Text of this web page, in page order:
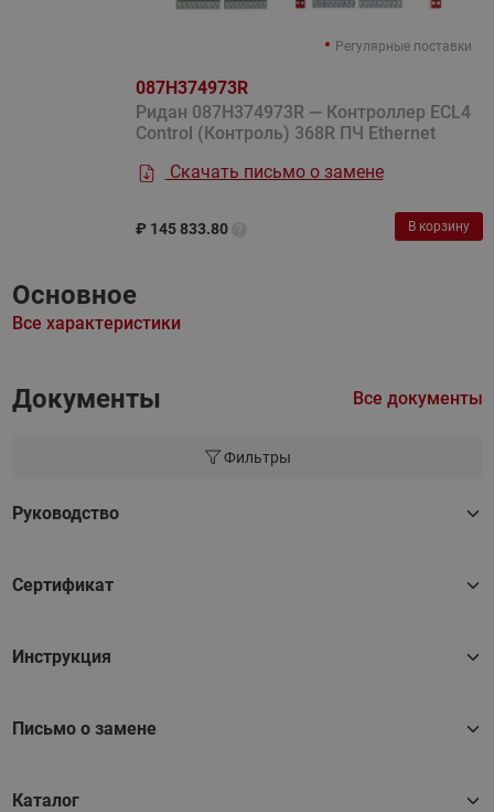
087H374973R
Ридан 087H374973R — Контроллер ECL4
Control (Контроль) 368R ПЧ Ethernet
Скачать письмо о замене
₽ 145 833.80
Регулярные поставки
В корзину
Основное
Все характеристики
Документы Все документы
Фильтры
Руководство
Сертификат
Инструкция
Письмо о замене
Каталог